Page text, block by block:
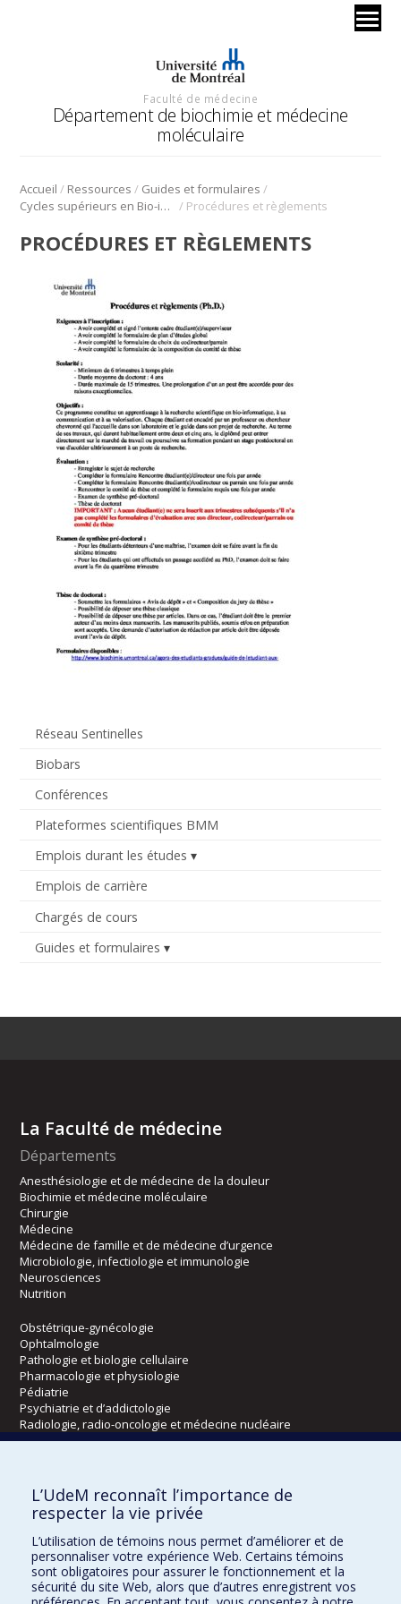
Faculté de médecine
Département de biochimie et médecine
moléculaire
Accueil / Ressources / Guides et formulaires /
Cycles supérieurs en Bio-informatique
/ Procédures et règlements
Réseau Sentinelles
Biobars
Conférences
Plateformes scientifiques BMM
Emplois durant les études
Emplois de carrière
Chargés de cours
Guides et formulaires
PROCÉDURES ET RÈGLEMENTS
La Faculté de médecine
Départements
Anesthésiologie et de médecine de la douleur
Biochimie et médecine moléculaire
Chirurgie
Médecine
Médecine de famille et de médecine d’urgence
Microbiologie, infectiologie et immunologie
Neurosciences
Nutrition
Obstétrique-gynécologie
Ophtalmologie
Pathologie et biologie cellulaire
Pharmacologie et physiologie
Pédiatrie
Psychiatrie et d’addictologie
Radiologie, radio-oncologie et médecine nucléaire
Écoles
Kinésiologie et des sciences de l’activité physique
Orthophonie et audiologie
Réadaptation
Directions
L’UdeM reconnaît l’importance de
respecter la vie privée
L’utilisation de témoins nous permet d’améliorer et de
personnaliser votre expérience Web. Certains témoins
sont obligatoires pour assurer le fonctionnement et la
sécurité du site Web, alors que d’autres enregistrent vos